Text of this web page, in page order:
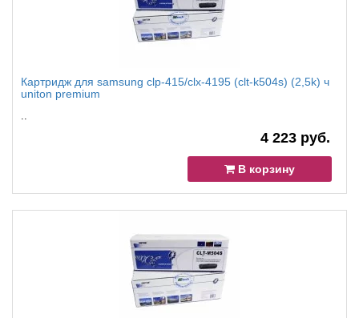
Картридж для samsung clp-415/clx-4195 (clt-k504s) (2,5k) ч
uniton premium
..
4 223 руб.
В корзину